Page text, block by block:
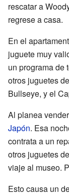
rescatar a
regrese a casa.
En el
juguete muy
un programa de
otros juguetes
Bullseye, y el
Al planea
Japón. Esa
contrata a un
otros juguetes
viaje al museo.
Esto causa un